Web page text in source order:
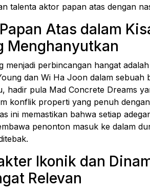
talenta aktor papan atas dengan
Atas dalam
Menghanyutkan
menjadi perbincangan hangat adalah
dan Wi Ha Joon dalam sebuah
hadir pula Mad Concrete Dreams
konflik properti yang penuh
ini memastikan bahwa setiap
penonton masuk ke dalam
Ikonik dan
Relevan